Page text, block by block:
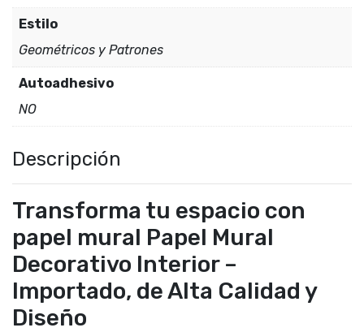
Estilo
Geométricos y Patrones
Autoadhesivo
NO
Descripción
Transforma tu espacio con
papel mural Papel Mural
Decorativo Interior –
Importado, de Alta Calidad y
Diseño